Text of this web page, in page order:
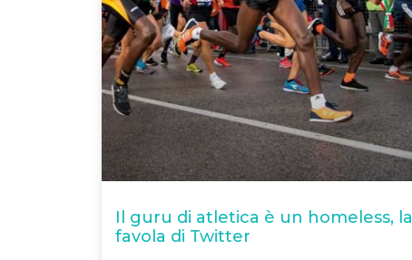
Il guru di atletica è un homeless, la
favola di Twitter